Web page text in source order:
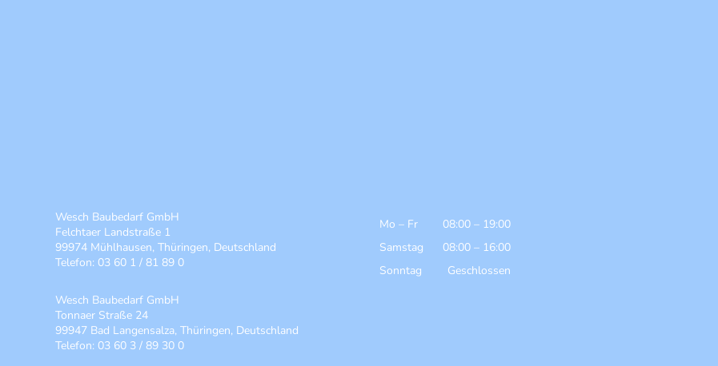
Mo – Fr 08:00 – 19:00
Samstag
08:00 – 16:00
Sonntag
Geschlossen
Wesch Baubedarf GmbH
Felchtaer Landstraße 1
99974 Mühlhausen, Thüringen, Deutschland
Telefon: 03 60 1 / 81 89 0
Wesch Baubedarf GmbH
Tonnaer Straße 24
99947 Bad Langensalza, Thüringen, Deutschland
Telefon: 03 60 3 / 89 30 0